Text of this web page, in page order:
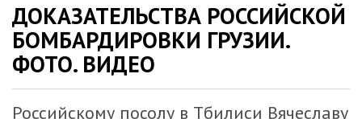
ДОКАЗАТЕЛЬСТВА РОССИЙСКОЙ
БОМБАРДИРОВКИ ГРУЗИИ.
ФОТО. ВИДЕО
Российскому посолу в Тбилиси Вячеславу